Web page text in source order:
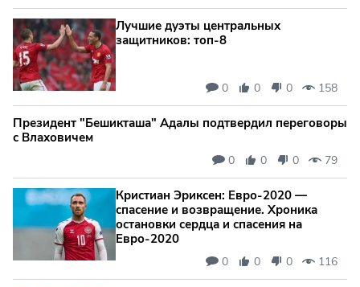
Лучшие дуэты центральных
защитников: топ‑8
0 0 0 158
Президент "Бешикташа" Адалы подтвердил переговоры
с Влаховичем
0 0 0 79
Кристиан Эриксен: Евро‑2020 —
спасение и возвращение. Хроника
остановки сердца и спасения на
Евро‑2020
0 0 0 116